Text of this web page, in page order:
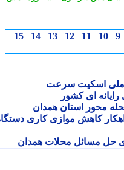
10
11
12
13
14
15
ای کشور
محور استان همدان
کاهش موازی کاری دستگاه
مسائل محلات همدان